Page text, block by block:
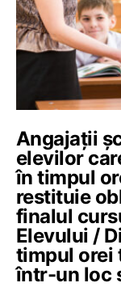
Angajații
elevilor
în timpul
restituie
finalul
Elevului /
timpul orei
într-un loc